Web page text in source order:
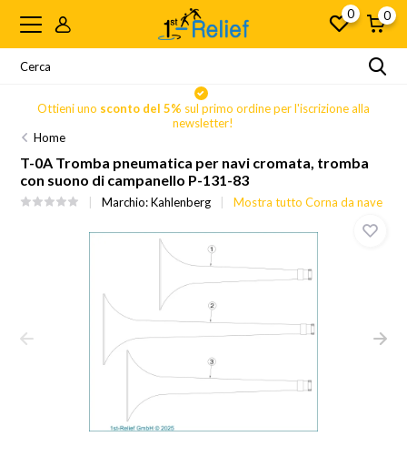
0 0
Ottieni uno sconto del 5% sul primo ordine per l'iscrizione alla
newsletter!
Home
T-0A Tromba pneumatica per navi cromata, tromba
con suono di campanello P-131-83
Marchio:Kahlenberg Mostra tutto Corna da nave